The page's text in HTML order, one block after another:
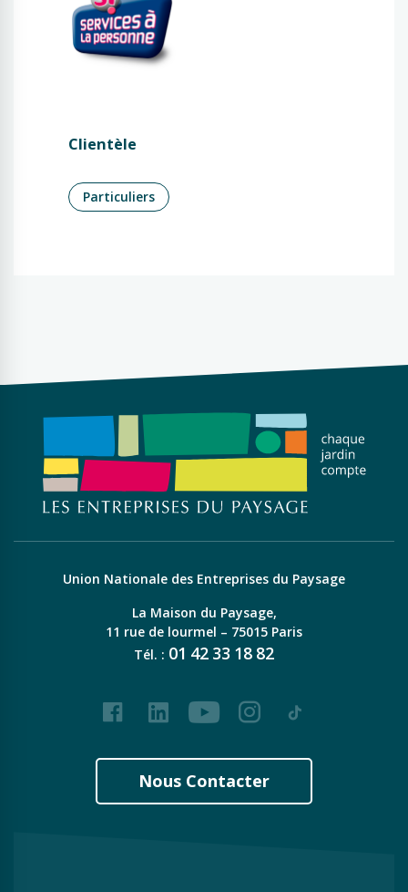
Clientèle
Particuliers
Union Nationale des Entreprises du Paysage
La Maison du Paysage,
11 rue de lourmel – 75015 Paris
Tél. : 01 42 33 18 82
FacebookLinkedInYoutubeInstagram
Tiktok
Nous Contacter